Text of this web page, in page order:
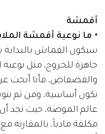
أقمشة
• ما نوعية أقمشة
سيكون القماش بالبداية
جاهزة للخروج، مثل
والفضفاض، فأنا أبحث
تكون أساسية، ومن ثم
عالم الموضة، حيث نجد
مكلفة مادياً، بالمقارنة